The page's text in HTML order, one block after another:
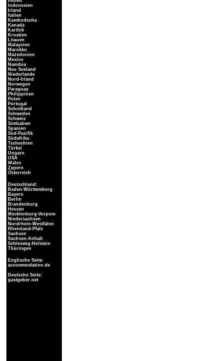
Indonesien
Irland
Italien
Kambodscha
Kanada
Karibik
Kroatien
Litauen
Malaysien
Marokko
Mazedonien
Mexico
Namibia
Neu Seeland
Niederlande
Nord-Irland
Norwegen
Paraguay
Philippinen
Polen
Portugal
Schottland
Schweden
Schweiz
Simbabwe
Spanien
Süd-Pazifik
Südafrika
Tschechien
Türkei
Ungarn
USA
Wales
Zypern
Österreich
Deutschland:
Baden-Württemberg
Bayern
Berlin
Brandenburg
Hessen
Mecklenburg-Vorpom
Niedersachsen
Nordrhein-Westfalen
Rheinland-Pfalz
Sachsen
Sachsen-Anhalt
Schleswig-Holstein
Thüringen
Englische Seite:
accommodation.de
Deutsche Seite:
gastgeber.net